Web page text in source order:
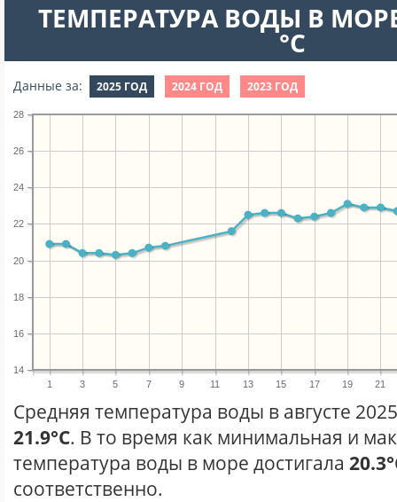
ТЕМПЕРАТУРА ВОДЫ В
°C
Данные за: 2025 ГОД 2024 ГОД 2023 ГОД
1 3 5 7 9 11 13 15 17 19 21
14
16
18
20
22
24
26
28
Средняя температура воды в августе
21.9°C. В то время как минимальная и
температура воды в море достигала
соответственно.